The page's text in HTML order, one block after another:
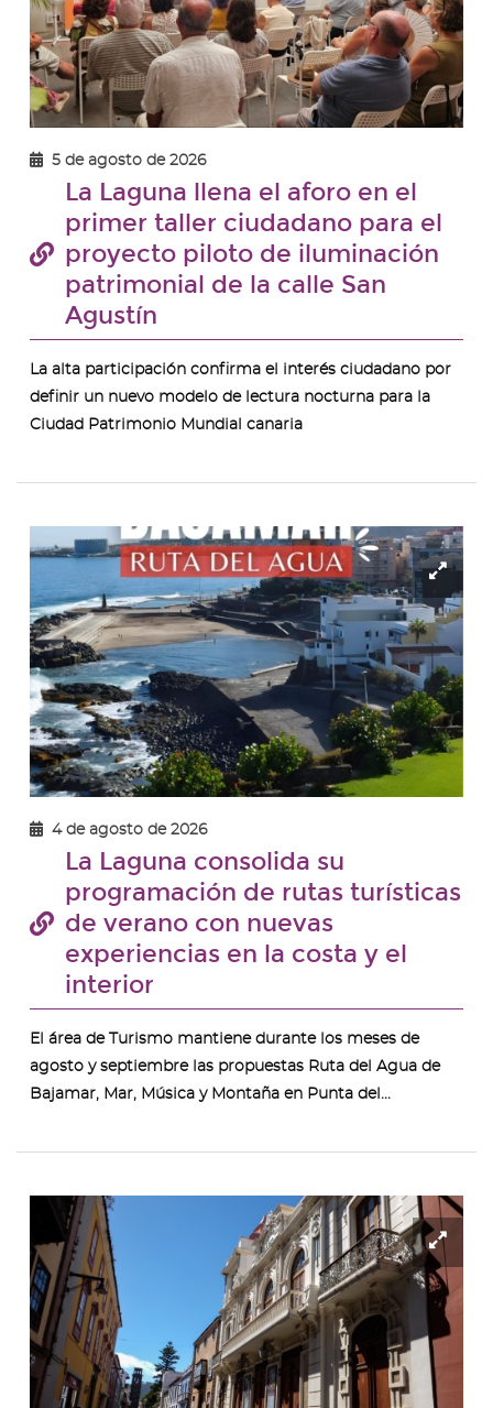
5 de agosto de 2026
La Laguna llena el aforo en el
primer taller ciudadano para el
proyecto piloto de iluminación
patrimonial de la calle San
Agustín
La alta participación confirma el interés ciudadano por
definir un nuevo modelo de lectura nocturna para la
Ciudad Patrimonio Mundial canaria
-
del-
4 de agosto de 2026
La Laguna consolida su
programación de rutas turísticas
de verano con nuevas
experiencias en la costa y el
interior
El área de Turismo mantiene durante los meses de
agosto y septiembre las propuestas Ruta del Agua de
Bajamar, Mar, Música y Montaña en Punta del...
-